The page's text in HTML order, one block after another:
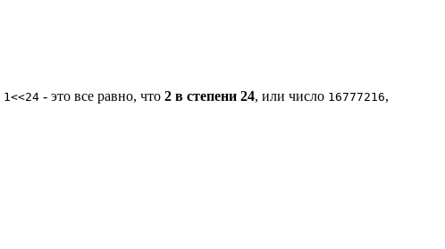
1<<24 - это все равно, что 2 в степени 24, или число 16777216,